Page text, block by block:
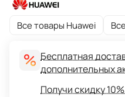
Все товары Huawei
Бесплатная
дополнительных
Получи скидку